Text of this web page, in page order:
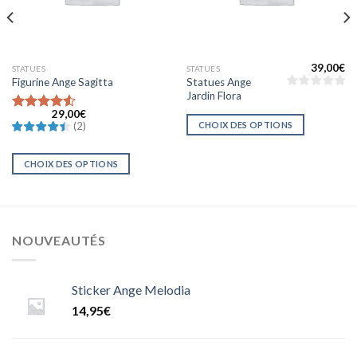
STATUES
Figurine Ange Sagitta
Note
4.5000000000000000
29,00€
(2)
CHOIX DES OPTIONS
STATUES
Statues Ange
Jardin Flora
39,00€
CHOIX DES OPTIONS
NOUVEAUTÉS
Sticker Ange Melodia
14,95€